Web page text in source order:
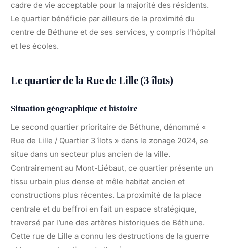
cadre de vie acceptable pour la majorité des résidents.
Le quartier bénéficie par ailleurs de la proximité du
centre de Béthune et de ses services, y compris l’hôpital
et les écoles.
Le quartier de la Rue de Lille (3 îlots)
Situation géographique et histoire
Le second quartier prioritaire de Béthune, dénommé «
Rue de Lille / Quartier 3 îlots » dans le zonage 2024, se
situe dans un secteur plus ancien de la ville.
Contrairement au Mont-Liébaut, ce quartier présente un
tissu urbain plus dense et mêle habitat ancien et
constructions plus récentes. La proximité de la place
centrale et du beffroi en fait un espace stratégique,
traversé par l’une des artères historiques de Béthune.
Cette rue de Lille a connu les destructions de la guerre